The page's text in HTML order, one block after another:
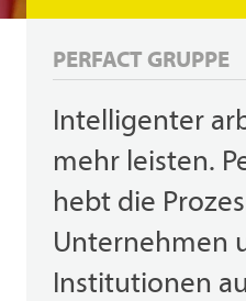
to close
PERFACT GRUPPE
Intelligenter
mehr leisten.
hebt die
Unternehmen
Institutionen